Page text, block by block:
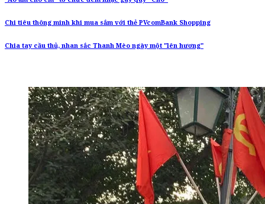
Chi tiêu thông minh khi mua sắm với thẻ PVcomBank Shopping
Chia tay cầu thủ, nhan sắc Thanh Mèo ngày một "lên hương"